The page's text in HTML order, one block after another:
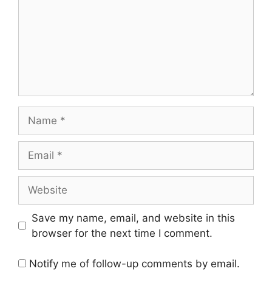
Save my name, email, and website in this
browser for the next time I comment.
Notify me of follow-up comments by email.